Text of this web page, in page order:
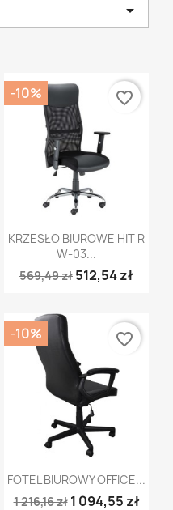

Szybki podgląd
KRZESŁO BIUROWE HIT R
W-03...
569,49 zł 512,54 zł
-10% favorite_border
Szybki podgląd
FOTEL BIUROWY OFFICE...
1 216,16 zł 1 094,55 zł
-10% favorite_border